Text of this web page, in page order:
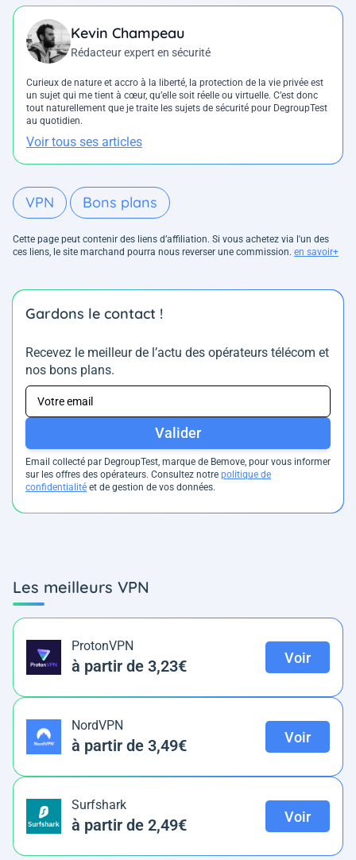
Kevin Champeau
Rédacteur expert en sécurité
Curieux de nature et accro à la liberté, la protection de la vie privée est
un sujet qui me tient à cœur, qu’elle soit réelle ou virtuelle. C’est donc
tout naturellement que je traite les sujets de sécurité pour DegroupTest
au quotidien.
Voir tous ses articles
VPN Bons plans
Cette page peut contenir des liens d’affiliation. Si vous achetez via l'un des
ces liens, le site marchand pourra nous reverser une commission. en savoir+
Gardons le contact !
Recevez le meilleur de l’actu des opérateurs télécom et
nos bons plans.
Valider
Email collecté par DegroupTest, marque de Bemove, pour vous informer
sur les offres des opérateurs. Consultez notre politique de
confidentialité et de gestion de vos données.
Les meilleurs VPN
ProtonVPN
à partir de 3,23€ Voir
NordVPN
à partir de 3,49€ Voir
Surfshark
à partir de 2,49€ Voir